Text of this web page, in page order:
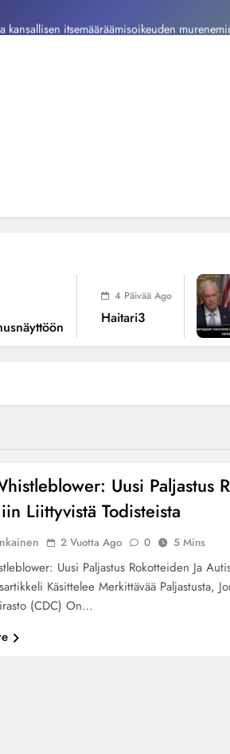
4 Päivää Ago
Haitari3
Uusi Paljastus
Liittyvistä Todisteista
2 Vuotta Ago 0 5 Mins
Uusi Paljastus Rokotteiden Ja
Käsittelee Merkittävää Paljastusta,
(CDC) On…